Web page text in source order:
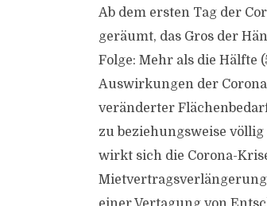
Ab dem ersten Tag der
geräumt, das Gros der
Folge: Mehr als die
Auswirkungen der
veränderter
zu beziehungsweise
wirkt sich die Corona-